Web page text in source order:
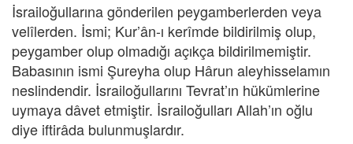
İsrailoğullarına gönderilen peygamberlerden veya
velîlerden. İsmi; Kur’ân-ı kerîmde bildirilmiş olup,
peygamber olup olmadığı açıkça bildirilmemiştir.
Babasının ismi Şureyha olup Hârun aleyhisselamın
neslindendir. İsrailoğullarını Tevrat’ın hükümlerine
uymaya dâvet etmiştir. İsrailoğulları Allah’ın oğlu
diye iftirâda bulunmuşlardır.